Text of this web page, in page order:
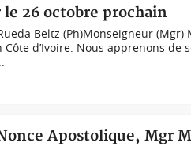
26 octobre prochain
Beltz (Ph)Monseigneur
d’Ivoire. Nous apprenons de
Apostolique, Mgr